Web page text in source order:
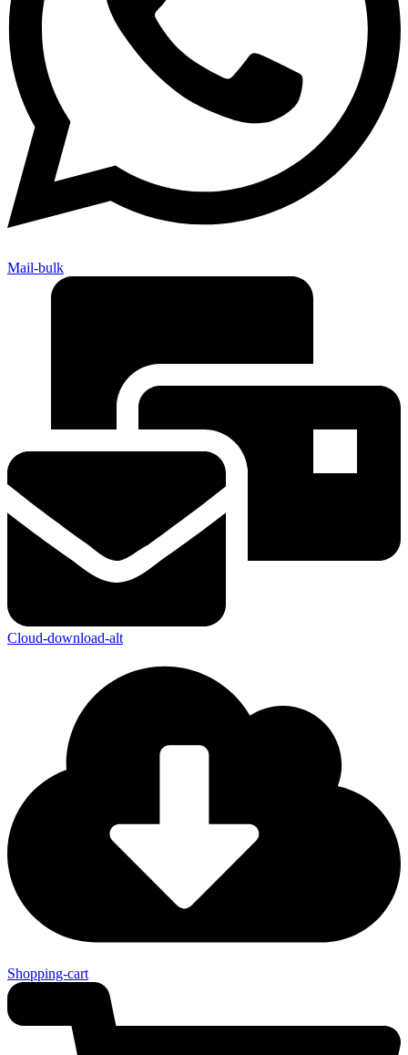
Mail-bulk
Cloud-download-alt
Shopping-cart